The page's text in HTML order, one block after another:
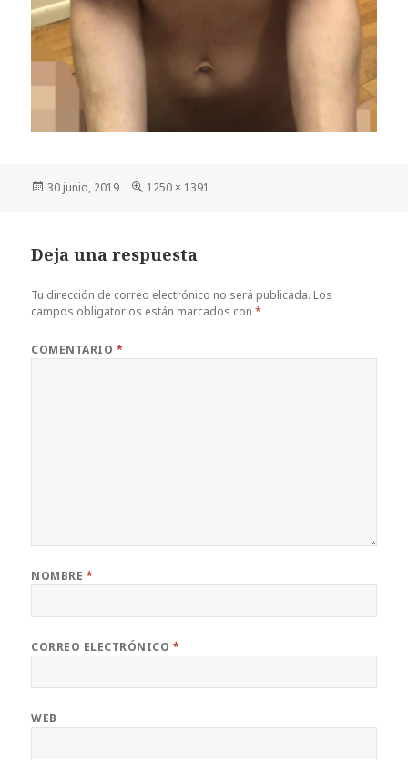
Publicado
30 junio, 2019
Tamaño
1250 × 1391
Deja una respuesta
Tu dirección de correo electrónico no será publicada. Los
campos obligatorios están marcados con*
COMENTARIO *
NOMBRE *
CORREO ELECTRÓNICO *
WEB